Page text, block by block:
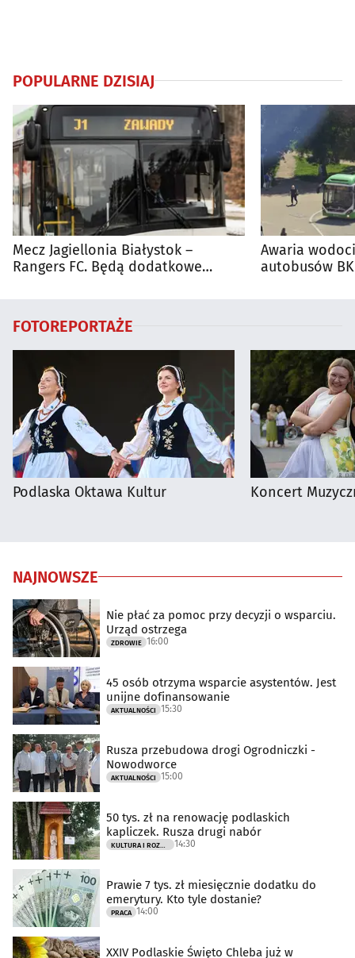
POPULARNE DZISIAJ
Mecz Jagiellonia Białystok –
Rangers FC. Będą dodatkowe
Awaria
autobusów
FOTOREPORTAŻE
Podlaska Oktawa Kultur Koncert
NAJNOWSZE
Nie płać za pomoc przy decyzji o wsparciu.
Urząd ostrzega
ZDROWIE 16:00
45 osób otrzyma wsparcie asystentów. Jest
unijne dofinansowanie
AKTUALNOŚCI 15:30
Rusza przebudowa drogi Ogrodniczki -
Nowodworce
AKTUALNOŚCI 15:00
50 tys. zł na renowację podlaskich
kapliczek. Rusza drugi nabór
KULTURA I ROZRYWKA 14:30
Prawie 7 tys. zł miesięcznie dodatku do
emerytury. Kto tyle dostanie?
PRACA 14:00
XXIV Podlaskie Święto Chleba już w